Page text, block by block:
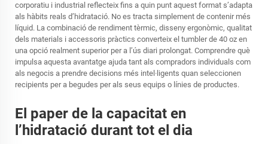
corporatiu i industrial reflecteix fins a quin punt aquest format s’adapta
als hàbits reals d’hidratació. No es tracta simplement de contenir més
líquid. La combinació de rendiment tèrmic, disseny ergonòmic, qualitat
dels materials i accessoris pràctics converteix el tumbler de 40 oz en
una opció realment superior per a l’ús diari prolongat. Comprendre què
impulsa aquesta avantatge ajuda tant als compradors individuals com
als negocis a prendre decisions més intel·ligents quan seleccionen
recipients per a begudes per als seus equips o línies de productes.
El paper de la capacitat en
l’hidratació durant tot el dia